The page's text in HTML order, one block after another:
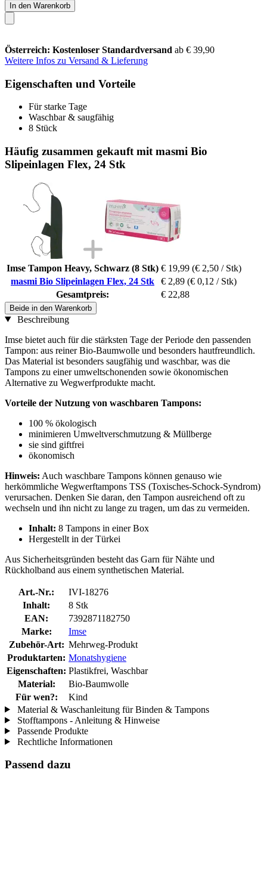
In den Warenkorb
Österreich: Kostenloser Standardversand ab € 39,90
Weitere Infos zu Versand & Lieferung
Eigenschaften und Vorteile
Für starke Tage
Waschbar & saugfähig
8 Stück
Häufig zusammen gekauft mit masmi Bio
Slipeinlagen Flex, 24 Stk
Imse Tampon Heavy, Schwarz (8 Stk) € 19,99 (€ 2,50 / Stk)
masmi Bio Slipeinlagen Flex, 24 Stk
€ 2,89 (€ 0,12 / Stk)
Gesamtpreis:
€ 22,88
Beide in den Warenkorb
Beschreibung
Imse bietet auch für die stärksten Tage der Periode den passenden
Tampon: aus reiner Bio-Baumwolle und besonders hautfreundlich.
Das Material ist besonders saugfähig und waschbar, was die
Tampons zu einer umweltschonenden sowie ökonomischen
Alternative zu Wegwerfprodukte macht.
Vorteile der Nutzung von waschbaren Tampons:
100 % ökologisch
minimieren Umweltverschmutzung & Müllberge
sie sind giftfrei
ökonomisch
Hinweis: Auch waschbare Tampons können genauso wie
herkömmliche Wegwerftampons TSS (Toxisches-Schock-Syndrom)
verursachen. Denken Sie daran, den Tampon ausreichend oft zu
wechseln und ihn nicht zu lange zu tragen, um das zu vermeiden.
Inhalt: 8 Tampons in einer Box
Hergestellt in der Türkei
Aus Sicherheitsgründen besteht das Garn für Nähte und
Rückholband aus einem synthetischen Material.
Art.-Nr.:
IVI-18276
Inhalt:
8 Stk
EAN:
7392871182750
Marke:
Imse
Zubehör-Art: Mehrweg-Produkt
Produktarten: Monatshygiene
Eigenschaften: Plastikfrei, Waschbar
Material:
Bio-Baumwolle
Für wen?:
Kind
Material & Waschanleitung für Binden & Tampons
Stofftampons - Anleitung & Hinweise
Passende Produkte
Rechtliche Informationen
Passend dazu